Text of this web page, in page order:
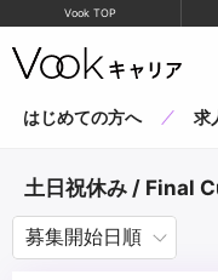
Vook TOP
はじめての方へ 求
土日祝休み / Final